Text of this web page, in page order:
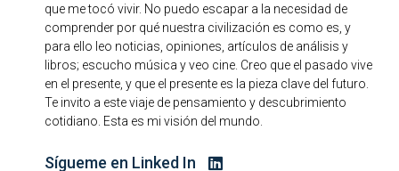
que me tocó vivir. No puedo escapar a la necesidad de
comprender por qué nuestra civilización es como es, y
para ello leo noticias, opiniones, artículos de análisis y
libros; escucho música y veo cine. Creo que el pasado vive
en el presente, y que el presente es la pieza clave del futuro.
Te invito a este viaje de pensamiento y descubrimiento
cotidiano. Esta es mi visión del mundo.
Sígueme en Linked In